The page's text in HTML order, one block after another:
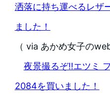
洒落に持ち運べるレザ
ました！
（ via あかめ女子の
夜景撮るぞ‼︎エツミ
2084を買いました！